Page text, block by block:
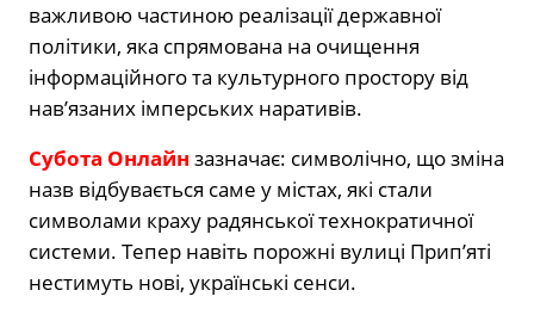
важливою частиною реалізації державної
політики, яка спрямована на очищення
інформаційного та культурного простору від
нав’язаних імперських наративів.
Субота Онлайн зазначає: символічно, що зміна
назв відбувається саме у містах, які стали
символами краху радянської технократичної
системи. Тепер навіть порожні вулиці Прип’яті
нестимуть нові, українські сенси.